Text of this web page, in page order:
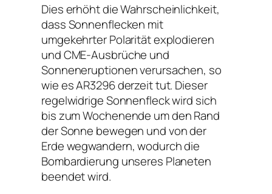
Dies erhöht die Wahrscheinlichkeit,
dass Sonnenflecken mit
umgekehrter Polarität explodieren
und CME-Ausbrüche und
Sonneneruptionen verursachen, so
wie es AR3296 derzeit tut. Dieser
regelwidrige Sonnenfleck wird sich
bis zum Wochenende um den Rand
der Sonne bewegen und von der
Erde wegwandern, wodurch die
Bombardierung unseres Planeten
beendet wird.